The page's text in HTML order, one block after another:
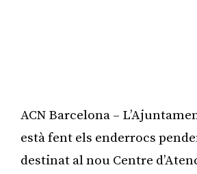
ACN Barcelona –
està fent els enderrocs
destinat al nou Centre